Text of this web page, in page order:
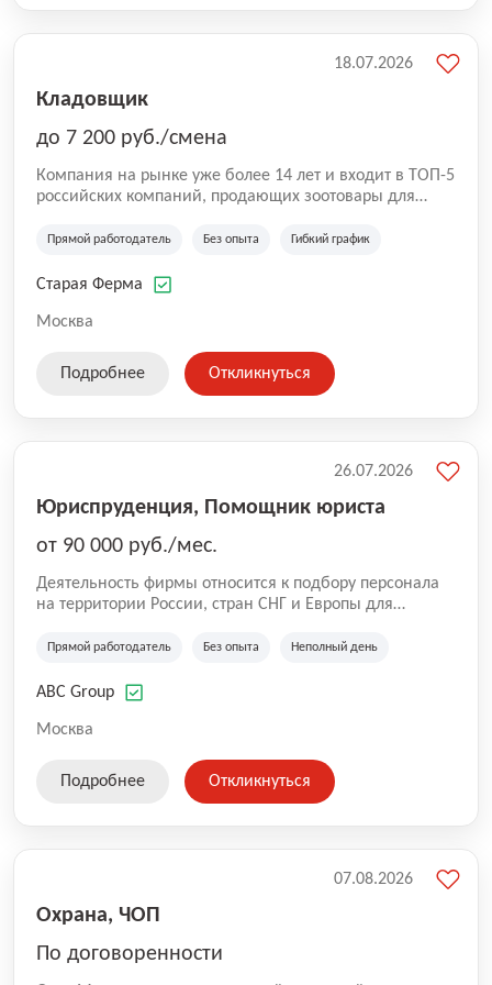
Кладовщик
до 7 200 руб./смена
Компания на рынке уже более 14 лет и входит в ТОП-5
российских компаний, продающих зоотовары для
компания владеет 5 розничными магазинами, а также
России (Wildberries, Ozon, Яндекс. Маркет и
на глобальной доставке товаров по всей территории
SKU, премиальные бренды кормов и собственные
Прямой работодатель Без опыта Гибкий график
Старая Ферма
Москва
18.07.2026
Подробнее Откликнуться
Юриспруденция, Помощник юриста
от 90 000 руб./мес.
Деятельность фирмы относится к подбору персонала
на территории России, стран СНГ и Европы для
культуре и развлечениям, информационным
Прямой работодатель Без опыта Неполный день
ABC Group
Москва
26.07.2026
Подробнее Откликнуться
Охрана, ЧОП
По договоренности
07.08.2026